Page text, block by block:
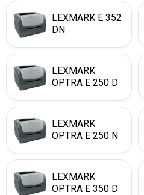
LEXMARK E 352
DN
LEXMARK
OPTRA E 250 D
LEXMARK
OPTRA E 250 N
LEXMARK
OPTRA E 350 D